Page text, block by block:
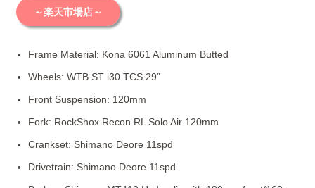
～楽天市場店～
Frame Material: Kona 6061 Aluminum Butted
Wheels: WTB ST i30 TCS 29”
Front Suspension: 120mm
Fork: RockShox Recon RL Solo Air 120mm
Crankset: Shimano Deore 11spd
Drivetrain: Shimano Deore 11spd